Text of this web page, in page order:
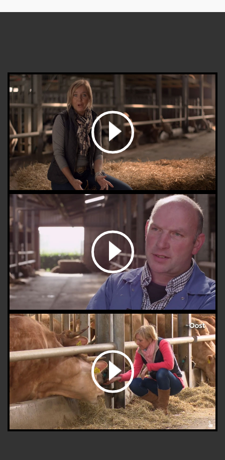
bekijk de video
bekijk de video
bekijk de video